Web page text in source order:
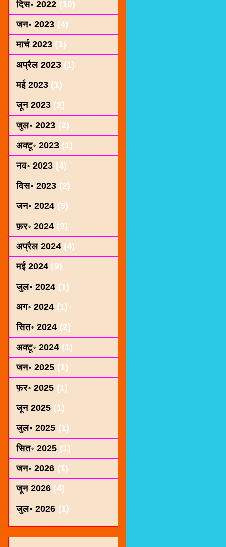
दिस॰ 2022 (10)
जन॰ 2023 (4)
मार्च 2023 (1)
अप्रैल 2023 (1)
मई 2023 (1)
जून 2023 (2)
जुल॰ 2023 (2)
अक्टू॰ 2023 (1)
नव॰ 2023 (4)
दिस॰ 2023 (2)
जन॰ 2024 (5)
फ़र॰ 2024 (3)
अप्रैल 2024 (4)
मई 2024 (9)
जुल॰ 2024 (1)
अग॰ 2024 (1)
सित॰ 2024 (2)
अक्टू॰ 2024 (1)
जन॰ 2025 (1)
फ़र॰ 2025 (1)
जून 2025 (1)
जुल॰ 2025 (1)
सित॰ 2025 (1)
जन॰ 2026 (1)
जून 2026 (4)
जुल॰ 2026 (1)